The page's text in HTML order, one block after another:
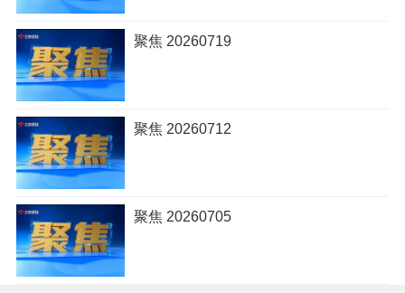
聚焦 20260719
聚焦 20260712
聚焦 20260705